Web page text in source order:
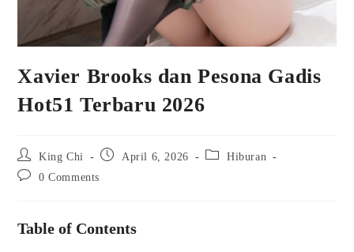
Xavier Brooks dan Pesona Gadis
Hot51 Terbaru 2026
King Chi April 6, 2026
Hiburan
0 Comments
Table of Contents